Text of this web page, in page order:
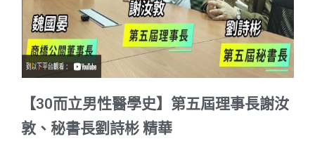
【30而立男性醫學史】第五屆理事長謝汝
敦、秘書長劉詩彬 精華